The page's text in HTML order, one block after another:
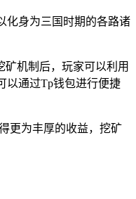
化身为三国时期的各路诸
机制后，玩家可以利用
以通过Tp钱包进行便捷
更为丰厚的收益，挖矿